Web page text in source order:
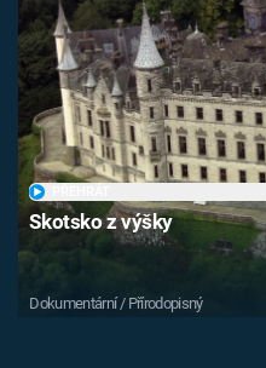
Skotsko z výšky
Dokumentární / Přírodopisný